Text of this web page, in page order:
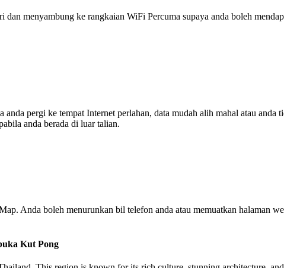
menyambung ke rangkaian WiFi Percuma supaya anda boleh
pergi ke tempat Internet perlahan, data mudah alih mahal atau
anda berada di luar talian.
Anda boleh menurunkan bil telefon anda atau memuatkan halaman
Kut Pong